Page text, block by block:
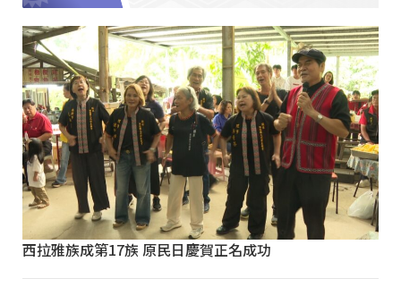
西拉雅族成第17族 原民日慶賀正名成功